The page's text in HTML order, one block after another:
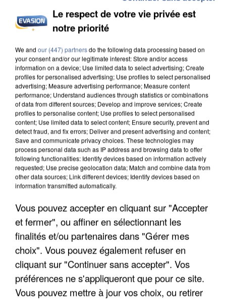
UN SECOND CADRE DE LA DZ MAFIA
INTERPELLÉ EN ALGÉRIE
UNE TOURISTE DE L’OISE EMPORTÉE PAR UNE
COULÉE DE BOUE EN HAUTE-SAVOIE
Le respect de votre vie privée est
notre priorité
We and our (447) partnersdo the following data processing based on
your consent and/or our legitimate interest: Store and/or access
information on a device; Use limited data to select advertising; Create
profiles for personalised advertising; Use profiles to select personalised
advertising; Measure advertising performance; Measure content
performance; Understand audiences through statistics or combinations
of data from different sources; Develop and improve services; Create
profiles to personalise content; Use profiles to select personalised
content; Use limited data to select content; Ensure security, prevent and
detect fraud, and fix errors; Deliver and present advertising and content;
Save and communicate privacy choices. These technologies may
process personal data such as IP address and browsing data to offer
following functionalities: Identify devices based on information actively
requested; Use precise geolocation data; Match and combine data from
other data sources; Link different devices; Identify devices based on
information transmitted automatically.
Vous pouvez accepter en cliquant sur "Accepter
et fermer", ou affiner en sélectionnant les
finalités et/ou partenaires dans "Gérer mes
choix". Vous pouvez également refuser en
cliquant sur "Continuer sans accepter". Vos
préférences ne s'appliqueront que pour ce site.
Vous pouvez mettre à jour vos choix, ou retirer